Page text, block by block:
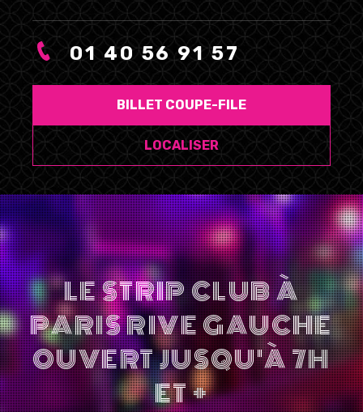
01 40 56 91 57
BILLET COUPE-FILE
LOCALISER
LE STRIP CLUB À
PARIS RIVE GAUCHE
OUVERT JUSQU'À 7H
ET +